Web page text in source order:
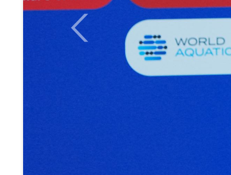
Previous